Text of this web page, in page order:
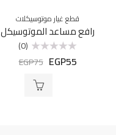
قطع غيار موتوسيكلات
رافع مساعد الموتوسيكل
التقييم
(0)
EGP55
EGP75